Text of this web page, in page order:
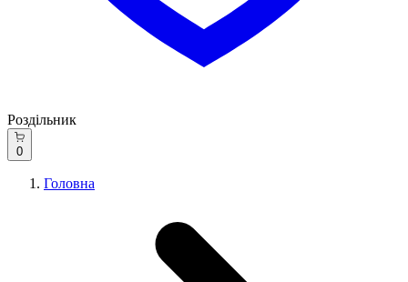
Роздільник
0
Головна